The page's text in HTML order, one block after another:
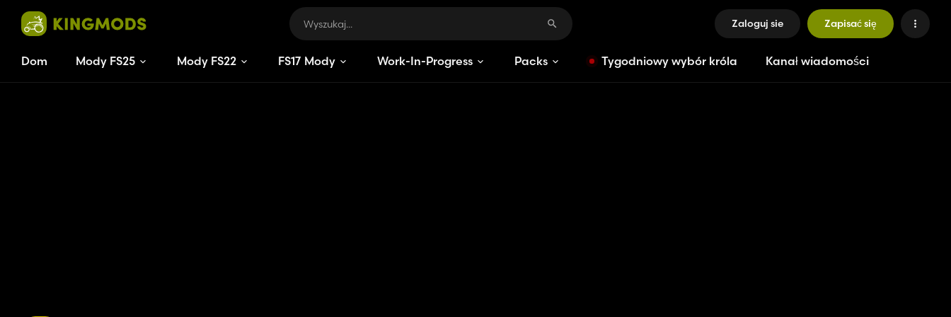
Zaloguj sie Zapisać się
Dom Mody FS25 Mody FS22 FS17 Mody Work-In-Progress Packs Tygodniowy wybór króla Kanał wiadomości